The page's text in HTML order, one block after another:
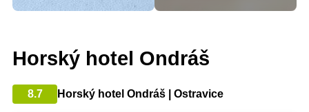
Horský hotel Ondráš
8.7 Horský hotel Ondráš | Ostravice